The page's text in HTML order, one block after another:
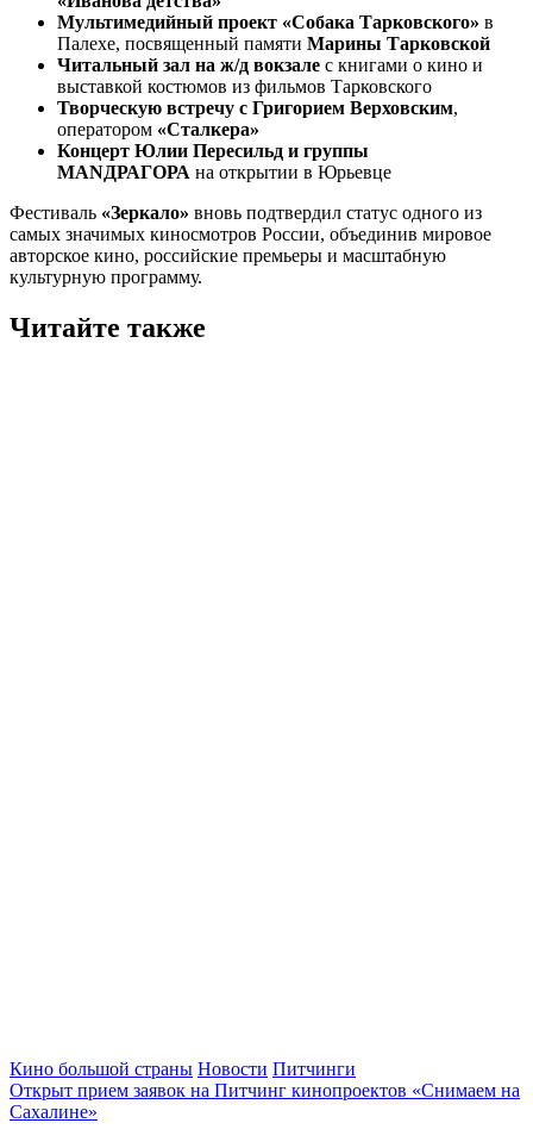
Мультимедийный проект «Собака Тарковского» в
Палехе, посвященный памяти Марины Тарковской
Читальный зал на ж/д вокзале с книгами о кино и
выставкой костюмов из фильмов Тарковского
Творческую встречу с Григорием Верховским,
оператором «Сталкера»
Концерт Юлии Пересильд и группы
МАNДРАГОРА на открытии в Юрьевце
Фестиваль «Зеркало» вновь подтвердил статус одного из
самых значимых киносмотров России, объединив мировое
авторское кино, российские премьеры и масштабную
культурную программу.
Читайте также
Кино большой страны Новости Питчинги
Открыт прием заявок на Питчинг кинопроектов «Снимаем на
Сахалине»